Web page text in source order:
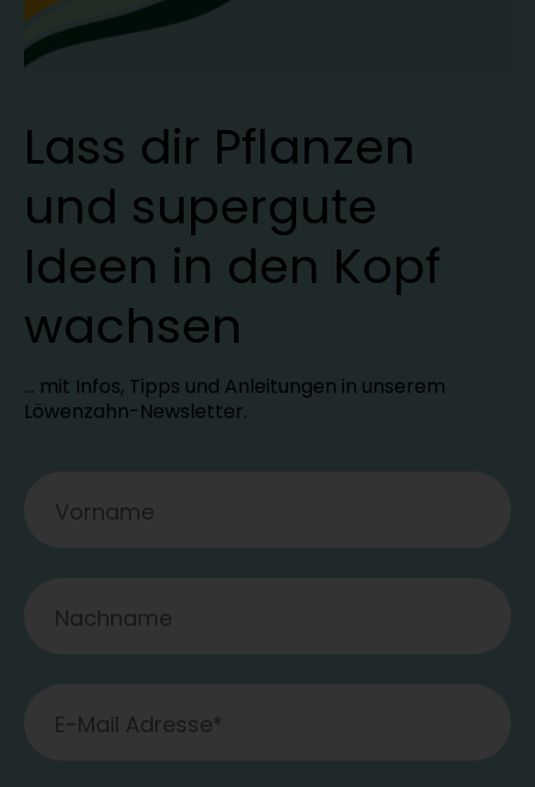
Lass dir Pflanzen
und supergute
Ideen in den Kopf
wachsen
… mit Infos, Tipps und Anleitungen in unserem
Löwenzahn-Newsletter.